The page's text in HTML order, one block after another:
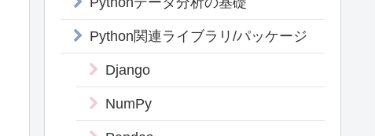
Python関連ライブラリ/パッケージ
Django
NumPy